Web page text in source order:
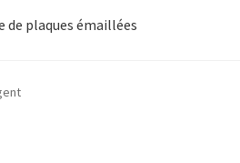
de plaques émaillées
Commande